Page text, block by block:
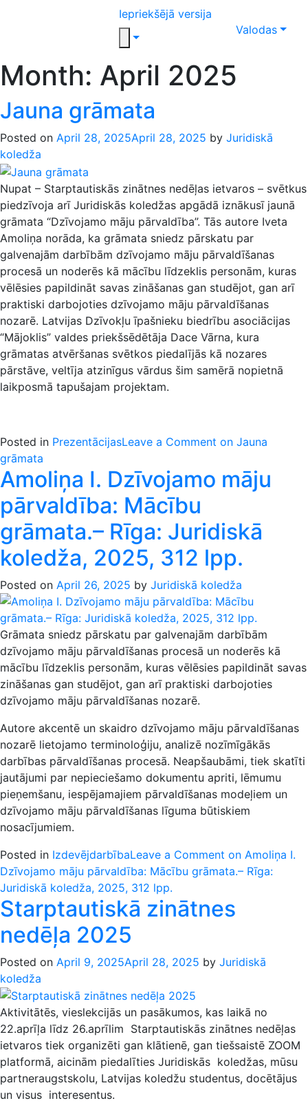
Iepriekšējā versija
Valodas
Month: April 2025
Jauna grāmata
Posted on April 28, 2025April 28, 2025 by Juridiskā
koledža
Nupat – Starptautiskās zinātnes nedēļas ietvaros – svētkus
piedzīvoja arī Juridiskās koledžas apgādā iznākusī jaunā
grāmata “Dzīvojamo māju pārvaldība”. Tās autore Iveta
Amoliņa norāda, ka grāmata sniedz pārskatu par
galvenajām darbībām dzīvojamo māju pārvaldīšanas
procesā un noderēs kā mācību līdzeklis personām, kuras
vēlēsies papildināt savas zināšanas gan studējot, gan arī
praktiski darbojoties dzīvojamo māju pārvaldīšanas
nozarē. Latvijas Dzīvokļu īpašnieku biedrību asociācijas
“Mājoklis” valdes priekšsēdētāja Dace Vārna, kura
grāmatas atvēršanas svētkos piedalījās kā nozares
pārstāve, veltīja atzinīgus vārdus šim samērā nopietnā
laikposmā tapušajam projektam.
Posted in PrezentācijasLeave a Comment on Jauna
grāmata
Amoliņa I. Dzīvojamo māju
pārvaldība: Mācību
grāmata.– Rīga: Juridiskā
koledža, 2025, 312 lpp.
Posted on April 26, 2025 by Juridiskā koledža
Grāmata sniedz pārskatu par galvenajām darbībām
dzīvojamo māju pārvaldīšanas procesā un noderēs kā
mācību līdzeklis personām, kuras vēlēsies papildināt savas
zināšanas gan studējot, gan arī praktiski darbojoties
dzīvojamo māju pārvaldīšanas nozarē.
Autore akcentē un skaidro dzīvojamo māju pārvaldīšanas
nozarē lietojamo terminoloģiju, analizē nozīmīgākās
darbības pārvaldīšanas procesā. Neapšaubāmi, tiek skatīti
jautājumi par nepieciešamo dokumentu apriti, lēmumu
pieņemšanu, iespējamajiem pārvaldīšanas modeļiem un
dzīvojamo māju pārvaldīšanas līguma būtiskiem
nosacījumiem.
Posted in IzdevējdarbībaLeave a Comment on Amoliņa I.
Dzīvojamo māju pārvaldība: Mācību grāmata.– Rīga:
Juridiskā koledža, 2025, 312 lpp.
Starptautiskā zinātnes
nedēļa 2025
Posted on April 9, 2025April 28, 2025 by Juridiskā
koledža
Aktivitātēs, vieslekcijās un pasākumos, kas laikā no
22.aprīļa līdz 26.aprīlim Starptautiskās zinātnes nedēļas
ietvaros tiek organizēti gan klātienē, gan tiešsaistē ZOOM
platformā, aicinām piedalīties Juridiskās koledžas, mūsu
partneraugstskolu, Latvijas koledžu studentus, docētājus
un visus interesentus.